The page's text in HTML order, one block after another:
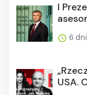
I
6
USA.